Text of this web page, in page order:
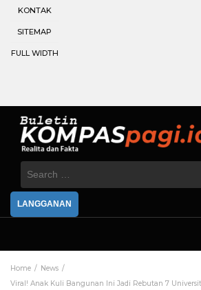
KONTAK
SITEMAP
FULL WIDTH
Search
LANGGANAN
Home
News
Viral! Anak Kuli Bangunan Ini Jadi Rebutan 7